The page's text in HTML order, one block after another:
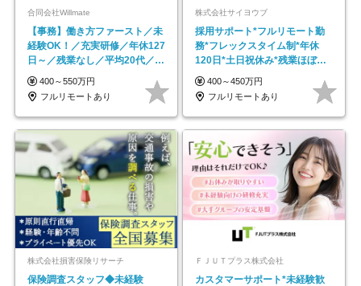
合同会社Willmate
【事務】働き方ファースト／未
経験OK！／充実研修／年休127
日～／残業なし／平均20代／リ
モートOK
400～550万円
フルリモートあり
株式会社サイヨウブ
採用サポート*フルリモート勤
務*フレックスタイム制*年休
120日*土日祝休み*残業ほぼな
し*育児中社員8割以上
400～450万円
フルリモートあり
株式会社損害保険リサーチ
保険調査スタッフ◆未経験
ＦＪＵＴプラス株式会社
カスタマーサポート*未経験歓